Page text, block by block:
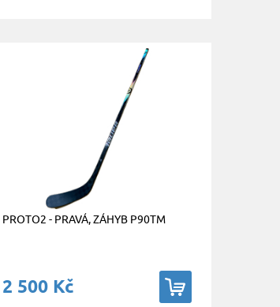
PROTO2 - PRAVÁ, ZÁHYB P90TM
2 500 Kč